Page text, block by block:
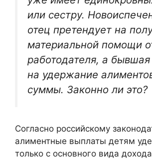
или сестру.
отец претендует на
материальной помощи
работодателя, а
на удержание
суммы. Законно ли это?
Согласно российскому
алиментные выплаты детям
только с основного вида